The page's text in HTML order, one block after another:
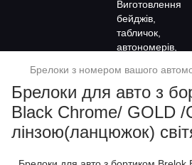
Брелоки з номером вашого
Брелоки для авто з
Black Chrome/ GOLD /
лінзою(ланцюжок)